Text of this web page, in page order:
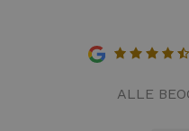
ALLE